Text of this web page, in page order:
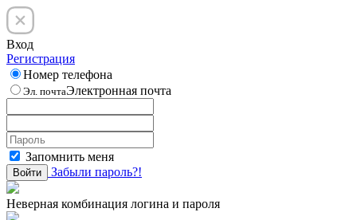
Вход
Регистрация
Номер телефона
Эл. почтаЭлектронная почта
Запомнить меня
Войти Забыли пароль?!
Неверная комбинация логина и пароля